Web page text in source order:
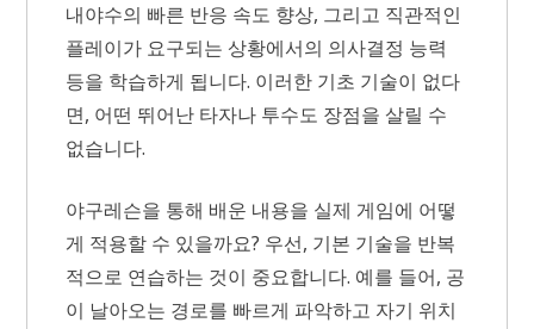
내야수의 빠른 반응 속도 향상, 그리고 직관적인
플레이가 요구되는 상황에서의 의사결정 능력
등을 학습하게 됩니다. 이러한 기초 기술이 없다
면, 어떤 뛰어난 타자나 투수도 장점을 살릴 수
없습니다.
야구레슨을 통해 배운 내용을 실제 게임에 어떻
게 적용할 수 있을까요? 우선, 기본 기술을 반복
적으로 연습하는 것이 중요합니다. 예를 들어, 공
이 날아오는 경로를 빠르게 파악하고 자기 위치